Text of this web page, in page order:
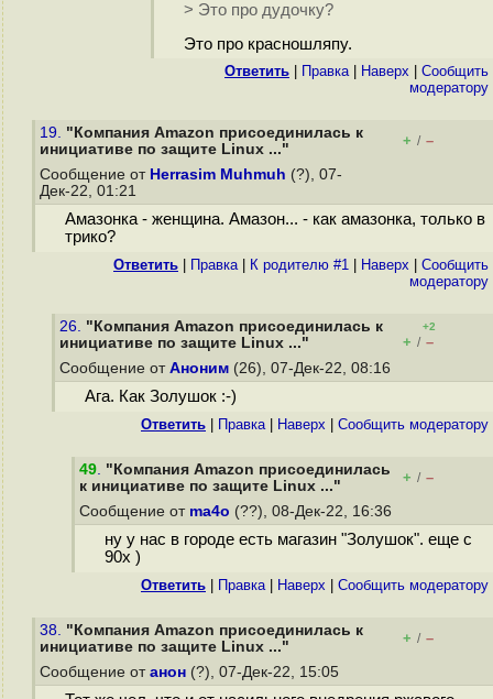
> Это про дудочку?
Это про красношляпу.
Ответить Правка| Наверх
Cообщить
модератору
19. "Компания Amazon присоединилась к
инициативе по защите Linux ..."
+ / –
Сообщение от Herrasim Muhmuh (?), 07-
Дек-22, 01:21
Амазонка - женщина. Амазон... - как амазонка, только в
трико?
Ответить Правка| К родителю #1 Наверх
Cообщить
модератору
26. "Компания Amazon присоединилась к
инициативе по защите Linux ..."
+2
+ / –
Сообщение от Аноним (26), 07-Дек-22, 08:16
Ага. Как Золушок :-)
Ответить Правка| Наверх Cообщить модератору
49. "Компания Amazon присоединилась
к инициативе по защите Linux ..."
+ / –
Сообщение от ma4o (??), 08-Дек-22, 16:36
ну у нас в городе есть магазин "Золушок". еще с
90х )
Ответить Правка| Наверх Cообщить модератору
38. "Компания Amazon присоединилась к
инициативе по защите Linux ..."
+ / –
Сообщение от анон (?), 07-Дек-22, 15:05